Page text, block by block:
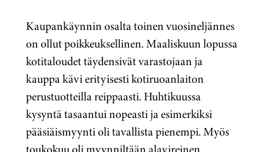
Kaupankäynnin osalta toinen vuosineljännes
on ollut poikkeuksellinen. Maaliskuun lopussa
kotitaloudet täydensivät varastojaan ja
kauppa kävi erityisesti kotiruoanlaiton
perustuotteilla reippaasti. Huhtikuussa
kysyntä tasaantui nopeasti ja esimerkiksi
pääsiäismyynti oli tavallista pienempi. Myös